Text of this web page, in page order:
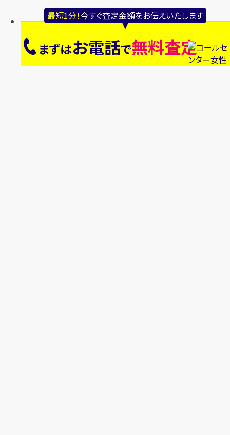
最短1分！今すぐ査定金額をお伝えいたします
まずはお電話で無料査定